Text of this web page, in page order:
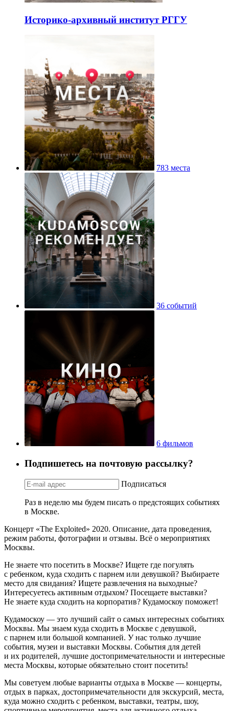
Историко-архивный институт РГГУ
783 места
36 событий
6 фильмов
Подпишетесь на почтовую рассылку?
Подписаться
Раз в неделю мы будем писать о предстоящих событиях
в Москве.
Концерт «The Exploited» 2020. Описание, дата проведения,
режим работы, фотографии и отзывы. Всё о мероприятиях
Москвы.
Не знаете что посетить в Москве? Ищете где погулять
с ребенком, куда сходить с парнем или девушкой? Выбираете
место для свидания? Ищете развлечения на выходные?
Интересуетесь активным отдыхом? Посещаете выставки?
Не знаете куда сходить на корпоратив? Кудамоскоу поможет!
Кудамоскоу — это лучший сайт о самых интересных событиях
Москвы. Мы знаем куда сходить в Москве с девушкой,
с парнем или большой компанией. У нас только лучшие
события, музеи и выставки Москвы. События для детей
и их родителей, лучшие достопримечательности и интересные
места Москвы, которые обязательно стоит посетить!
Мы советуем любые варианты отдыха в Москве — концерты,
отдых в парках, достопримечательности для экскурсий, места,
куда можно сходить с ребенком, выставки, театры, шоу,